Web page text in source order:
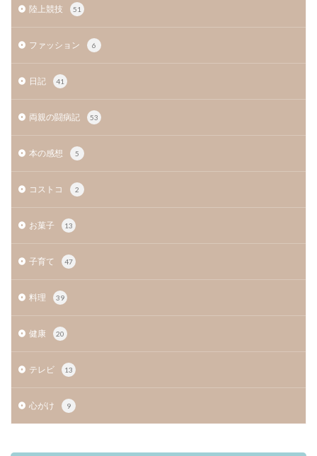
陸上競技 51
ファッション 6
日記 41
両親の闘病記 53
本の感想 5
コストコ 2
お菓子 13
子育て 47
料理 39
健康 20
テレビ 13
心がけ 9